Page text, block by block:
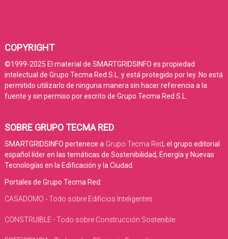
COPYRIGHT
©1999-2025 El material de SMARTGRIDSINFO es propiedad
intelectual de Grupo Tecma Red S.L. y está protegido por ley. No está
permitido utilizarlo de ninguna manera sin hacer referencia a la
fuente y sin permiso por escrito de Grupo Tecma Red S.L.
SOBRE GRUPO TECMA RED
SMARTGRIDSINFO pertenece a Grupo Tecma Red, el grupo editorial
español líder en las temáticas de Sostenibilidad, Energía y Nuevas
Tecnologías en la Edificación y la Ciudad.
Portales de Grupo Tecma Red:
CASADOMO - Todo sobre Edificios Inteligentes
CONSTRUIBLE - Todo sobre Construcción Sostenible